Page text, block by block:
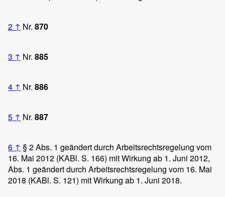
2 ↑ Nr. 870
3 ↑ Nr. 885
4 ↑ Nr. 886
5 ↑ Nr. 887
6 ↑ § 2 Abs. 1 geändert durch Arbeitsrechtsregelung vom
16. Mai 2012 (KABl. S. 166) mit Wirkung ab 1. Juni 2012,
Abs. 1 geändert durch Arbeitsrechtsregelung vom 16. Mai
2018 (KABl. S. 121) mit Wirkung ab 1. Juni 2018.